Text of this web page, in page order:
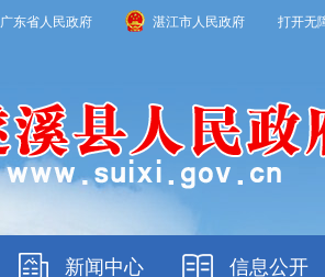
广东省人民政府 湛江市人民政府 打开无
新闻中心 信息公开